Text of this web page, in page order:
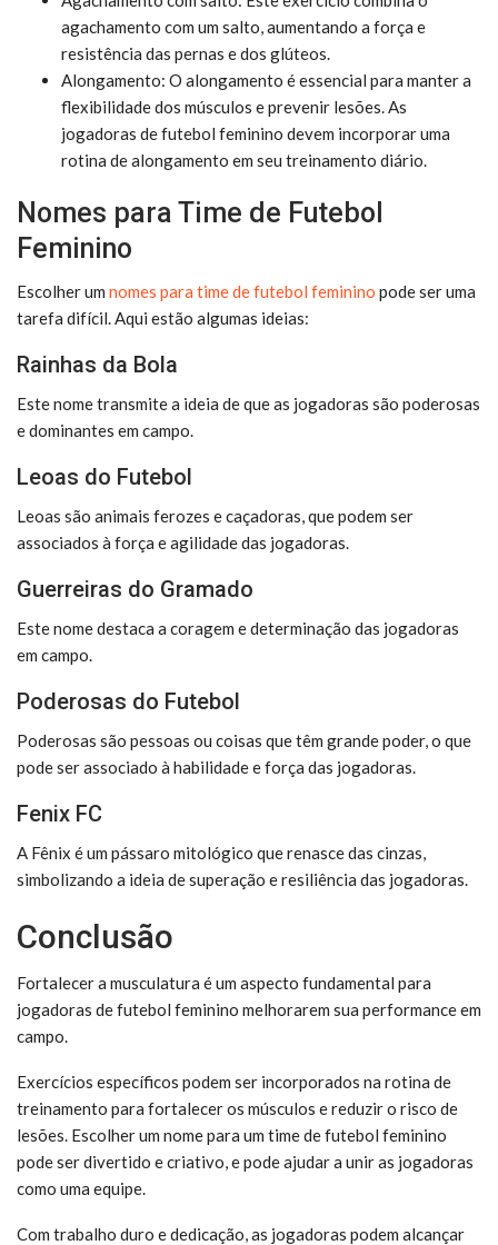
agachamento com um salto, aumentando a força e
resistência das pernas e dos glúteos.
Alongamento: O alongamento é essencial para manter a
flexibilidade dos músculos e prevenir lesões. As
jogadoras de futebol feminino devem incorporar uma
rotina de alongamento em seu treinamento diário.
Nomes para Time de Futebol
Feminino
Escolher um nomes para time de futebol feminino pode ser uma
tarefa difícil. Aqui estão algumas ideias:
Rainhas da Bola
Este nome transmite a ideia de que as jogadoras são poderosas
e dominantes em campo.
Leoas do Futebol
Leoas são animais ferozes e caçadoras, que podem ser
associados à força e agilidade das jogadoras.
Guerreiras do Gramado
Este nome destaca a coragem e determinação das jogadoras
em campo.
Poderosas do Futebol
Poderosas são pessoas ou coisas que têm grande poder, o que
pode ser associado à habilidade e força das jogadoras.
Fenix FC
A Fênix é um pássaro mitológico que renasce das cinzas,
simbolizando a ideia de superação e resiliência das jogadoras.
Conclusão
Fortalecer a musculatura é um aspecto fundamental para
jogadoras de futebol feminino melhorarem sua performance em
campo.
Exercícios específicos podem ser incorporados na rotina de
treinamento para fortalecer os músculos e reduzir o risco de
lesões. Escolher um nome para um time de futebol feminino
pode ser divertido e criativo, e pode ajudar a unir as jogadoras
como uma equipe.
Com trabalho duro e dedicação, as jogadoras podem alcançar